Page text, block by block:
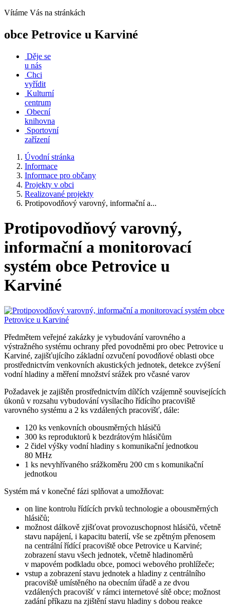
Vítáme Vás na stránkách
obce Petrovice u Karviné
Děje se
u nás
Chci
vyřídit
Kulturní
centrum
Obecní
knihovna
Sportovní
zařízení
Úvodní stránka
Informace
Informace pro občany
Projekty v obci
Realizované projekty
Protipovodňový varovný, informační a...
Protipovodňový varovný,
informační a monitorovací
systém obce Petrovice u
Karviné
Předmětem veřejné zakázky je vybudování varovného a
výstražného systému ochrany před povodněmi pro obec Petrovice u
Karviné, zajišťujícího základní ozvučení povodňové oblasti obce
prostřednictvím venkovních akustických jednotek, detekce zvýšení
vodní hladiny a měření množství srážek pro včasné varov
Požadavek je zajištěn prostřednictvím dílčích vzájemně souvisejících
úkonů v rozsahu vybudování vysílacího řídícího pracoviště
varovného systému a 2 ks vzdálených pracovišť, dále:
120 ks venkovních obousměrných hlásičů
300 ks reproduktorů k bezdrátovým hlásičům
2 čidel výšky vodní hladiny s komunikační jednotkou
80 MHz
1 ks nevyhřívaného srážkoměru 200 cm s komunikační
jednotkou
Systém má v konečné fázi splňovat a umožňovat:
on line kontrolu řídících prvků technologie a obousměrných
hlásičů;
možnost dálkově zjišťovat provozuschopnost hlásičů, včetně
stavu napájení, i kapacitu baterií, vše se zpětným přenosem
na centrální řídící pracoviště obce Petrovice u Karviné;
zobrazení stavu všech jednotek, včetně hladinoměrů
v mapovém podkladu obce, pomoci webového prohlížeče;
vstup a zobrazení stavu jednotek a hladiny z centrálního
pracoviště umístěného na obecním úřadě a ze dvou
vzdálených pracovišť v rámci internetové sítě obce; možnost
zadání příkazu na zjištění stavu hladiny s dobou reakce